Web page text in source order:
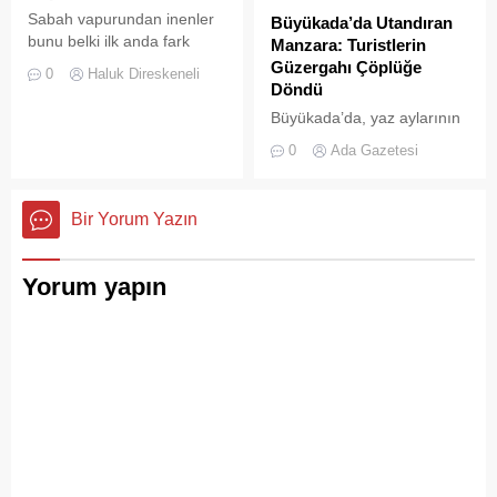
Konteynerlere Sığmıyor,...
Sabah vapurundan inenler
bunu belki ilk anda fark
etmeyebilir. Ama
Büyükada’yı elli, altmış yıldır
0 Haluk Direskeneli
Büyükada’da Utandıran
Manzara: Turistlerin
Güzergahı Çöplüğe
Döndü
Büyükada’da, yaz aylarının
gelmesiyle birlikte artan
ziyaretçi yoğunluğu, temizlik
0 Ada Gazetesi
Bir Yorum Yazın
Yorum yapın